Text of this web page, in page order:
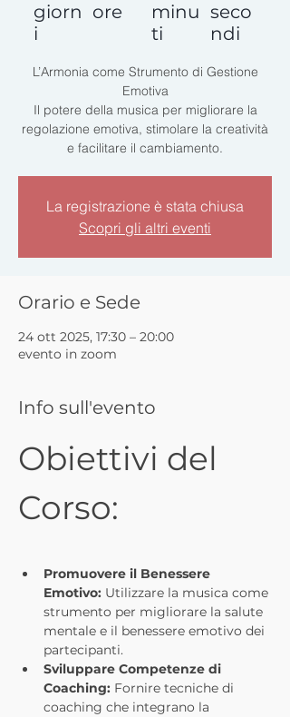
seco
ndi
minu
ti
ore
giorn
i
L’Armonia come Strumento di Gestione
Emotiva
Il potere della musica per migliorare la
regolazione emotiva, stimolare la creatività
e facilitare il cambiamento.
La registrazione è stata chiusa
Scopri gli altri eventi
Orario e Sede
24 ott 2025, 17:30 – 20:00
evento in zoom
Info sull'evento
Obiettivi del
Corso:
Promuovere il Benessere
Emotivo: Utilizzare la musica come
strumento per migliorare la salute
mentale e il benessere emotivo dei
partecipanti.
Sviluppare Competenze di
Coaching: Fornire tecniche di
coaching che integrano la